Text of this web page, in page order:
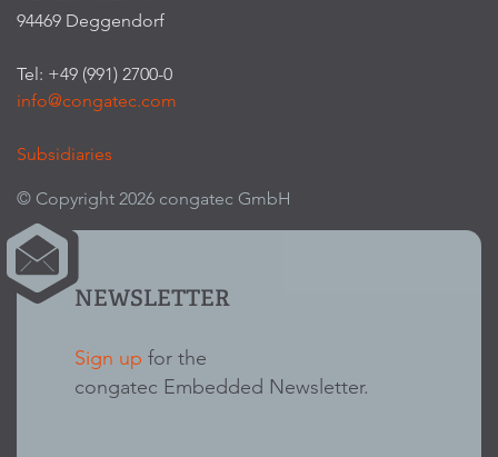
94469 Deggendorf
Tel: +49 (991) 2700-0
info@congatec.com
Subsidiaries
© Copyright 2026 congatec GmbH
NEWSLETTER
Sign up for the
congatec Embedded Newsletter.